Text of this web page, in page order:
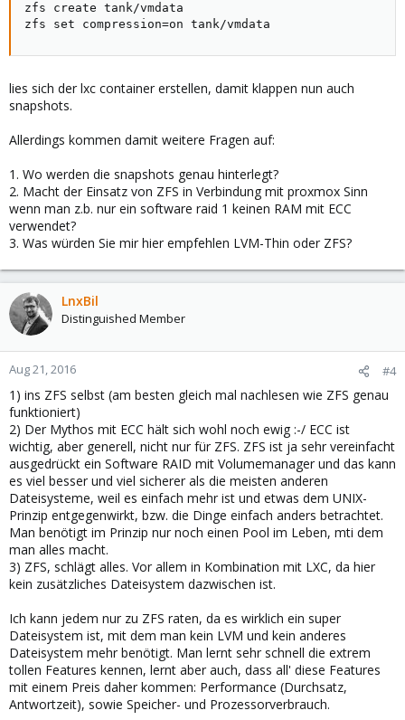
zfs create tank/vmdata
zfs set compression=on tank/vmdata
lies sich der lxc container erstellen, damit klappen nun auch
snapshots.
Allerdings kommen damit weitere Fragen auf:
1. Wo werden die snapshots genau hinterlegt?
2. Macht der Einsatz von ZFS in Verbindung mit proxmox Sinn
wenn man z.b. nur ein software raid 1 keinen RAM mit ECC
verwendet?
3. Was würden Sie mir hier empfehlen LVM-Thin oder ZFS?
LnxBil
Distinguished Member
Aug 21, 2016 #4
1) ins ZFS selbst (am besten gleich mal nachlesen wie ZFS genau
funktioniert)
2) Der Mythos mit ECC hält sich wohl noch ewig :-/ ECC ist
wichtig, aber generell, nicht nur für ZFS. ZFS ist ja sehr vereinfacht
ausgedrückt ein Software RAID mit Volumemanager und das kann
es viel besser und viel sicherer als die meisten anderen
Dateisysteme, weil es einfach mehr ist und etwas dem UNIX-
Prinzip entgegenwirkt, bzw. die Dinge einfach anders betrachtet.
Man benötigt im Prinzip nur noch einen Pool im Leben, mti dem
man alles macht.
3) ZFS, schlägt alles. Vor allem in Kombination mit LXC, da hier
kein zusätzliches Dateisystem dazwischen ist.
Ich kann jedem nur zu ZFS raten, da es wirklich ein super
Dateisystem ist, mit dem man kein LVM und kein anderes
Dateisystem mehr benötigt. Man lernt sehr schnell die extrem
tollen Features kennen, lernt aber auch, dass all' diese Features
mit einem Preis daher kommen: Performance (Durchsatz,
Antwortzeit), sowie Speicher- und Prozessorverbrauch.